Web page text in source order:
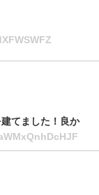
てました！良か